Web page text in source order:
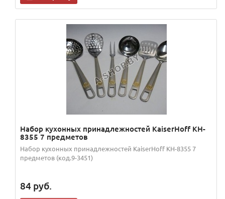
Набор кухонных принадлежностей KaiserHoff KH-
8355 7 предметов
Набор кухонных принадлежностей KaiserHoff KH-8355 7
предметов (код.9-3451)
84 руб.